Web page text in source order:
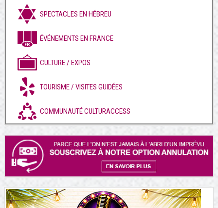
SPECTACLES EN HÉBREU
ÉVÉNEMENTS EN FRANCE
CULTURE / EXPOS
TOURISME / VISITES GUIDÉES
COMMUNAUTÉ CULTURACCESS